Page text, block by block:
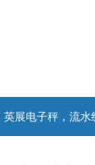
英展电子秤，流水线分